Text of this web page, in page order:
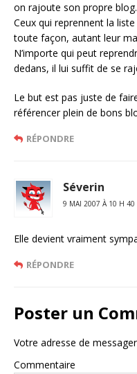
on rajoute son propre blog.
Ceux qui reprennent la
toute façon, autant leur
N’importe qui peut
dedans, il lui suffit de se
Le but est pas juste de
référencer plein de bons
RÉPONDRE
Séverin
9 MAI 2007 À 10 H 40
Elle devient vraiment
RÉPONDRE
Poster un
Votre adresse de
Commentaire